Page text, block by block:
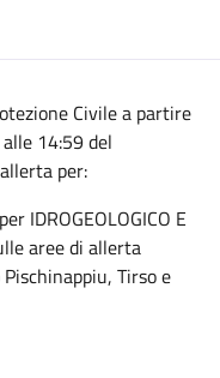
Civile a partire
14:59 del
per:
IDROGEOLOGICO E
aree di allerta
Tirso e